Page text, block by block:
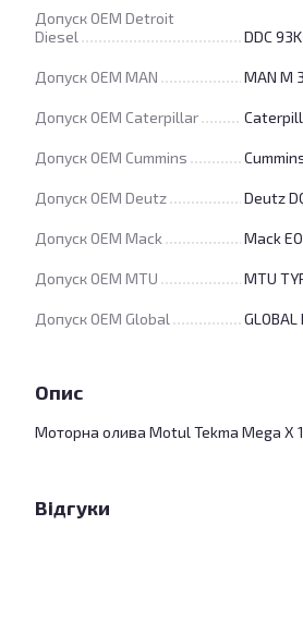
Допуск OEM Detroit
Diesel
DDC
Допуск OEM MAN MAN M
Допуск OEM Caterpillar
Допуск OEM Cummins
Допуск OEM Deutz Deutz
Допуск OEM Mack Mack
Допуск OEM MTU MTU
Допуск OEM Global GLOBAL
Опис
Моторна олива Motul Tekma Mega X
Відгуки